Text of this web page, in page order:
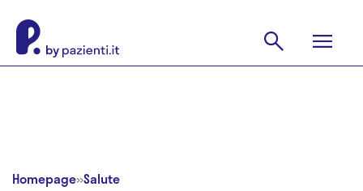
Homepage»Salute